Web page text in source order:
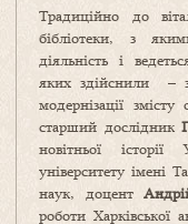
Традиційно до
бібліотеки, з
діяльність і
яких здійснили –
модернізації
старший дослідник
новітньої історії
університету імені
наук, доцент
роботи Харківської